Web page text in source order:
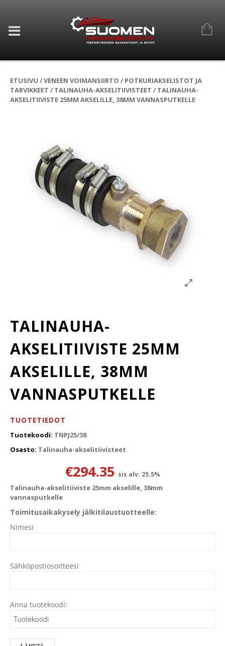
ETUSIVU /VENEEN VOIMANSIIRTO / POTKURIAKSELISTOT JA
TARVIKKEET / TALINAUHA-AKSELITIIVISTEET / TALINAUHA-
AKSELITIIVISTE 25MM AKSELILLE, 38MM VANNASPUTKELLE
TALINAUHA-
AKSELITIIVISTE 25MM
AKSELILLE, 38MM
VANNASPUTKELLE
TUOTETIEDOT
Tuotekoodi: TNPJ25/38
Osasto: Talinauha-akselitiivisteet
€294.35 sis alv. 25.5%
Talinauha-akselitiiviste 25mm akselille, 38mm
vannasputkelle
Toimitusaikakysely jälkitilaustuotteelle:
Nimesi
Sähköpostiosoitteesi
Anna tuotekoodi: